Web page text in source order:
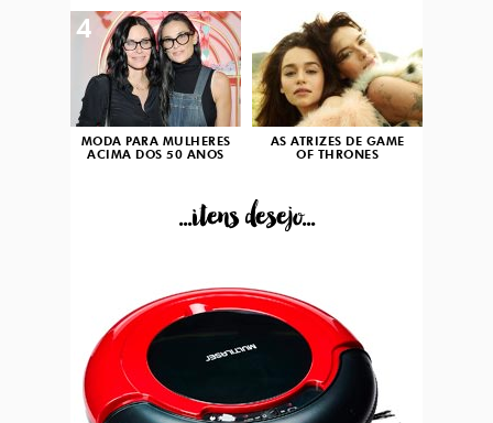
MODA PARA MULHERES
ACIMA DOS 50 ANOS
4
AS ATRIZES DE GAME
OF THRONES
...itens desejo...